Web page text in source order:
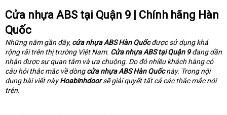
t
r
Cửa nhựa ABS tại Quận 9 | Chính hãng Hàn
Quốc
Những năm gần đây, cửa nhựa ABS Hàn Quốcđược sử dụng khá
rộng rãi trên thị trường Việt Nam. Cửa nhựa ABS tại Quận 9đang dần
nhận được sự quan tâm và ưa chuộng. Do đó nhiều khách hàng có
câu hỏi thắc mắc về dòngcửa nhựa ABS Hàn Quốcnày. Trong nội
dung bài viết nàyHoabinhdoorsẽ giải quyết tất cả các thắc mắc nói
trên.